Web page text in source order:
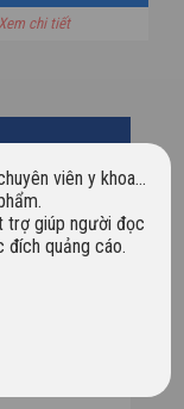
Xem chi tiết
viên y khoa…
trợ giúp người đọc
đích quảng cáo.